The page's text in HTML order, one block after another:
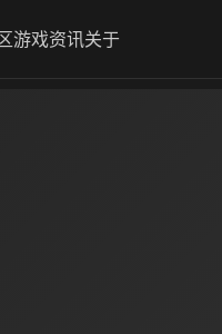
游戏资讯关于